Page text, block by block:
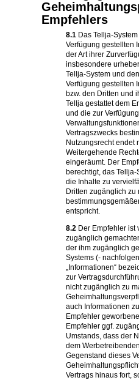
Empfehlers
8.1 Das Tellja-
Verfügung gestellten
der Art ihrer
insbesondere
Tellja-System und
Verfügung gestellten
bzw. den Dritten und
Tellja gestattet dem
und die zur
Vertragszwecks
Nutzungsrecht endet
Weitergehende
eingeräumt. Der
berechtigt, das
die Inhalte zu
Dritten zugänglich
entspricht.
8.2 Der Empfehler ist
zugänglich
der ihm zugänglich
Systems (-
„Informationen“
zur
nicht zugänglich zu
auch Informationen
Empfehler
Empfehler ggf.
Umstands, dass der
dem
Gegenstand dieses
Vertrags hinaus fort,